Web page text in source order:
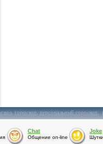
,гороскоп,персональный гороскоп,
Chat
Общение on-line
Joke